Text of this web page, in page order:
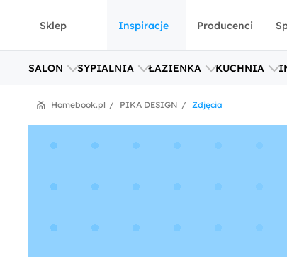
Sklep Inspiracje
SALON SYPIALNIA ŁAZIENKA KUCHNIA
Producenci
Zdjęcia
PIKA DESIGN
Homebook.pl